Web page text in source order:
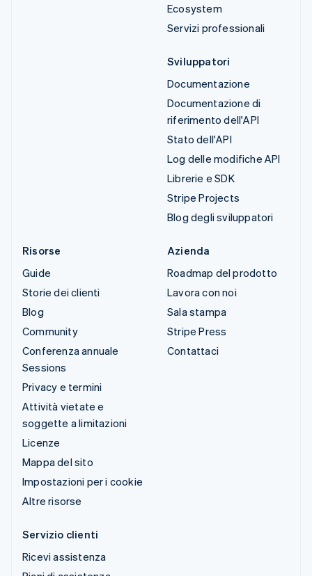
Ecosystem
Servizi professionali
Sviluppatori
Documentazione
Documentazione di
riferimento dell'API
Stato dell'API
Log delle modifiche API
Librerie e SDK
Stripe Projects
Blog degli sviluppatori
Risorse
Guide
Storie dei clienti
Blog
Community
Conferenza annuale
Sessions
Privacy e termini
Attività vietate e
soggette a limitazioni
Licenze
Mappa del sito
Impostazioni per i cookie
Altre risorse
Azienda
Roadmap del prodotto
Lavora con noi
Sala stampa
Stripe Press
Contattaci
Servizio clienti
Ricevi assistenza